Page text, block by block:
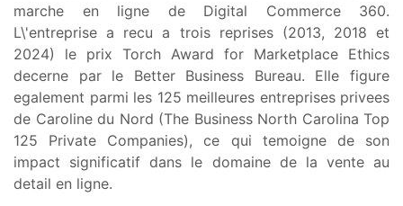
marche en ligne de Digital Commerce 360.
L\'entreprise a recu a trois reprises (2013, 2018 et
2024) le prix Torch Award for Marketplace Ethics
decerne par le Better Business Bureau. Elle figure
egalement parmi les 125 meilleures entreprises privees
de Caroline du Nord (The Business North Carolina Top
125 Private Companies), ce qui temoigne de son
impact significatif dans le domaine de la vente au
detail en ligne.